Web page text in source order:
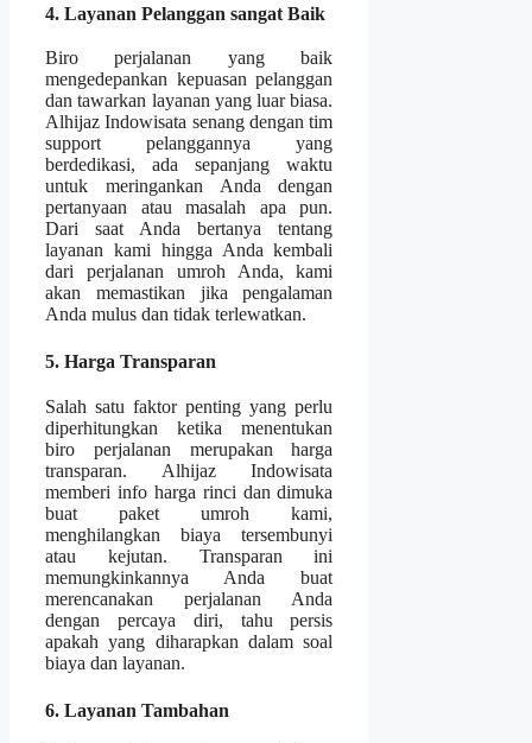
4. Layanan Pelanggan sangat Baik
Biro perjalanan yang baik
mengedepankan kepuasan pelanggan
dan tawarkan layanan yang luar biasa.
Alhijaz Indowisata senang dengan tim
support pelanggannya yang
berdedikasi, ada sepanjang waktu
untuk meringankan Anda dengan
pertanyaan atau masalah apa pun.
Dari saat Anda bertanya tentang
layanan kami hingga Anda kembali
dari perjalanan umroh Anda, kami
akan memastikan jika pengalaman
Anda mulus dan tidak terlewatkan.
5. Harga Transparan
Salah satu faktor penting yang perlu
diperhitungkan ketika menentukan
biro perjalanan merupakan harga
transparan. Alhijaz Indowisata
memberi info harga rinci dan dimuka
buat paket umroh kami,
menghilangkan biaya tersembunyi
atau kejutan. Transparan ini
memungkinkannya Anda buat
merencanakan perjalanan Anda
dengan percaya diri, tahu persis
apakah yang diharapkan dalam soal
biaya dan layanan.
6. Layanan Tambahan